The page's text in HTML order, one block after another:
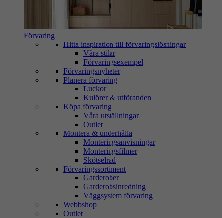
Förvaring
Hitta inspiration till förvaringslösningar
Våra stilar
Förvaringsexempel
Förvaringsnyheter
Planera förvaring
Luckor
Kulörer & utföranden
Köpa förvaring
Våra utställningar
Outlet
Montera & underhålla
Monteringsanvisningar
Monteringsfilmer
Skötselråd
Förvaringssortiment
Garderober
Garderobsinredning
Väggsystem förvaring
Webbshop
Outlet